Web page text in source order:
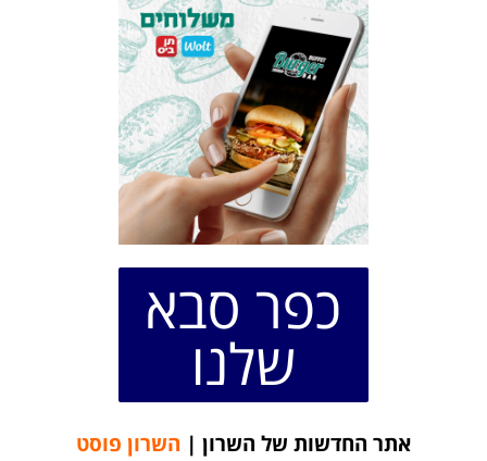
כפר סבא
שלנו
אתר החדשות של השרון | השרון פוסט